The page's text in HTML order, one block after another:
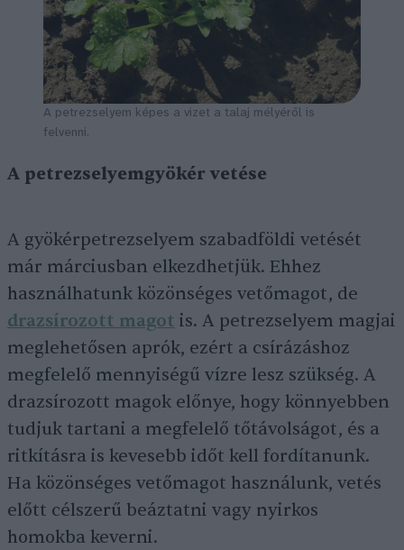
A petrezselyem képes a vizet a talaj mélyéről is
felvenni.
A petrezselyemgyökér vetése
A gyökérpetrezselyem szabadföldi vetését
már márciusban elkezdhetjük. Ehhez
használhatunk közönséges vetőmagot, de
drazsírozott magot is. A petrezselyem magjai
meglehetősen aprók, ezért a csírázáshoz
megfelelő mennyiségű vízre lesz szükség. A
drazsírozott magok előnye, hogy könnyebben
tudjuk tartani a megfelelő tőtávolságot, és a
ritkításra is kevesebb időt kell fordítanunk.
Ha közönséges vetőmagot használunk, vetés
előtt célszerű beáztatni vagy nyirkos
homokba keverni.